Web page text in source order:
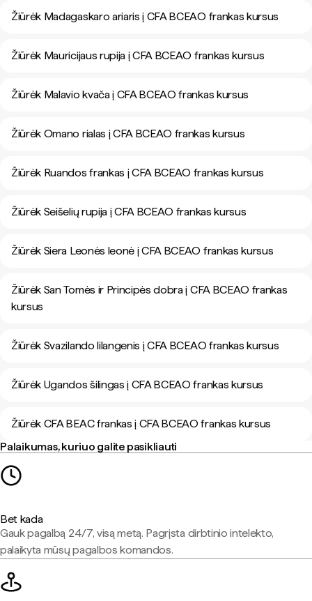
Žiūrėk Madagaskaro ariaris į CFA BCEAO frankas kursus
Žiūrėk Mauricijaus rupija į CFA BCEAO frankas kursus
Žiūrėk Malavio kvača į CFA BCEAO frankas kursus
Žiūrėk Omano rialas į CFA BCEAO frankas kursus
Žiūrėk Ruandos frankas į CFA BCEAO frankas kursus
Žiūrėk Seišelių rupija į CFA BCEAO frankas kursus
Žiūrėk Siera Leonės leonė į CFA BCEAO frankas kursus
Žiūrėk San Tomės ir Principės dobra į CFA BCEAO frankas
kursus
Žiūrėk Svazilando lilangenis į CFA BCEAO frankas kursus
Žiūrėk Ugandos šilingas į CFA BCEAO frankas kursus
Žiūrėk CFA BEAC frankas į CFA BCEAO frankas kursus
Palaikumas, kuriuo galite pasikliauti
Bet kada
Gauk pagalbą 24/7, visą metą. Pagrįsta dirbtinio intelekto,
palaikyta mūsų pagalbos komandos.